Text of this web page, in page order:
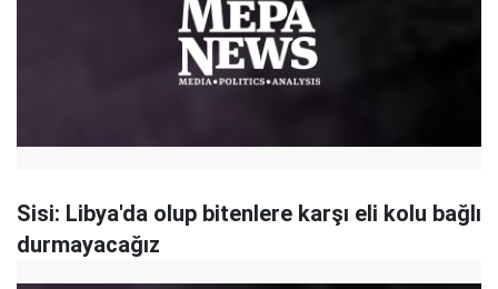
Sisi: Libya'da olup bitenlere karşı eli kolu bağlı
durmayacağız